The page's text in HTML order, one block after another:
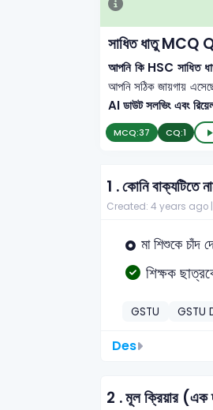
সাধিত ধাতু
আপনি কি HSC সাধিত
আপনি সঠিক জায়গায়
AI ডাউট সলভিং এবং
MCQ:37 CQ:1
1 .কোনি বাক্যটিতে
Created: 4 years ago |
মা শিশুকে চাঁদ
শিক্ষক
GSTU GSTU
Des
2 .মূল ক্রিয়ার (এক